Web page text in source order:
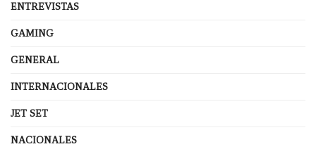
ENTREVISTAS
GAMING
GENERAL
INTERNACIONALES
JET SET
NACIONALES